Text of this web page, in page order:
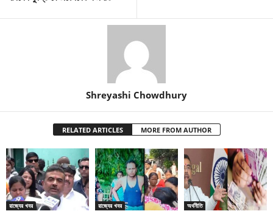
Shreyashi Chowdhury
RELATED ARTICLES MORE FROM AUTHOR
রাজ্যের খবর রাজ্যের খবর অর্থনীতি